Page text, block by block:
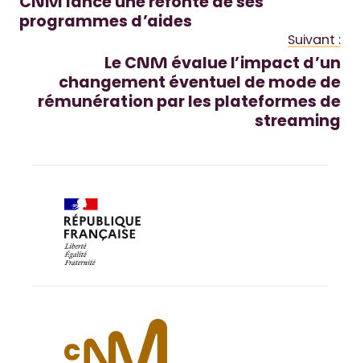
CNM lance une refonte de ses
programmes d’aides
Suivant :
Le CNM évalue l’impact d’un
changement éventuel de mode de
rémunération par les plateformes de
streaming